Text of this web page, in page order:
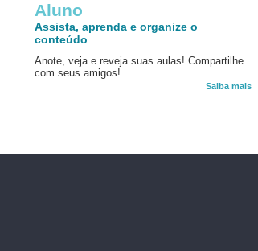
Aluno
Assista, aprenda e organize o
conteúdo
Anote, veja e reveja suas aulas! Compartilhe
com seus amigos!
Saiba mais